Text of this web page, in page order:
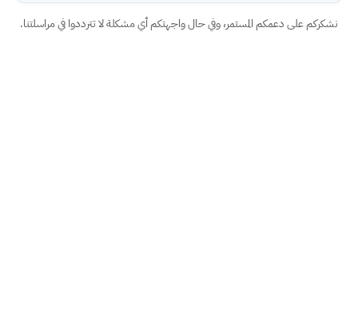
نشكركم على دعمكم المستمر، وفي حال واجهتكم أي مشكلة لا تترددوا في مراسلتنا.